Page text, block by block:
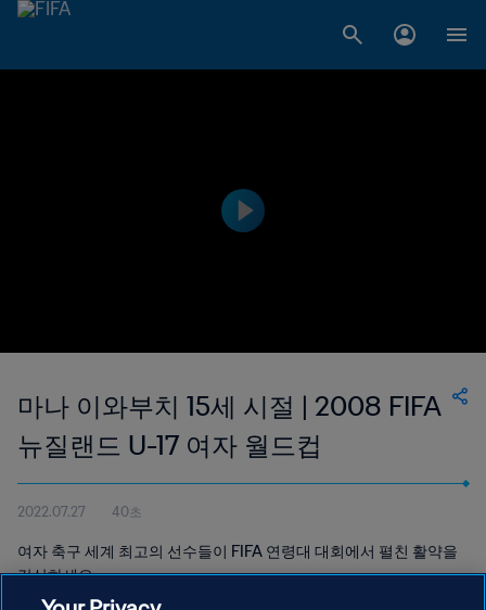
마나 이와부치 15세 시절 | 2008 FIFA
뉴질랜드 U-17 여자 월드컵
2022.07.27 40초
여자 축구 세계 최고의 선수들이 FIFA 연령대 대회에서 펼친 활약을
감상하세요.